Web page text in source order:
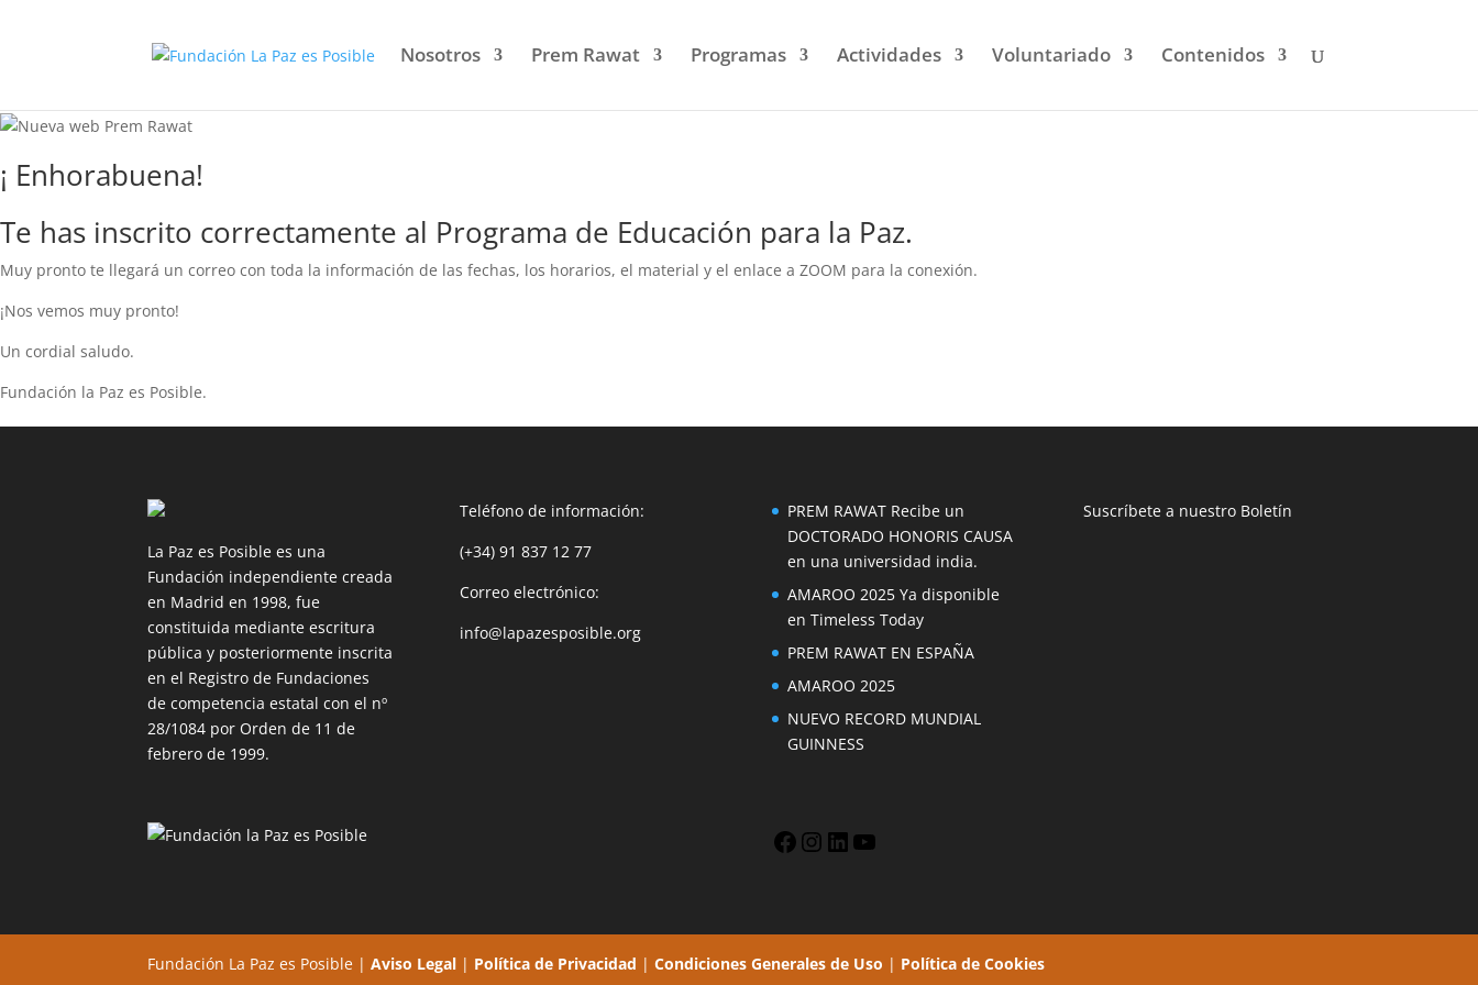
Nosotros Prem Rawat Programas Actividades Voluntariado Contenidos
¡ Enhorabuena!
Te has inscrito correctamente al Programa de Educación para la Paz.
Muy pronto te llegará un correo con toda la información de las fechas, los horarios, el material y el enlace a ZOOM para la conexión.
¡Nos vemos muy pronto!
Un cordial saludo.
Fundación la Paz es Posible.
La Paz es Posible es una
Fundación independiente creada
en Madrid en 1998, fue
constituida mediante escritura
pública y posteriormente inscrita
en el Registro de Fundaciones
de competencia estatal con el nº
28/1084 por Orden de 11 de
febrero de 1999.
Teléfono de información:
(+34) 91 837 12 77
Correo electrónico:
info@lapazesposible.org
PREM RAWAT Recibe un
DOCTORADO HONORIS CAUSA
en una universidad india.
AMAROO 2025 Ya disponible
en Timeless Today
PREM RAWAT EN ESPAÑA
AMAROO 2025
NUEVO RECORD MUNDIAL
GUINNESS
Facebook
Instagram
LinkedIn
Suscríbete a nuestro Boletín
Fundación La Paz es Posible |Aviso Legal | Política de Privacidad |Condiciones Generales de Uso | Política de Cookies